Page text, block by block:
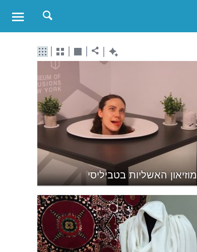
מוזיאון האשליות בטביליסי